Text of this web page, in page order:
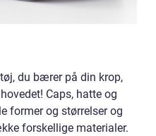
du bærer på din krop,
Caps, hatte og
former og størrelser og
forskellige materialer.